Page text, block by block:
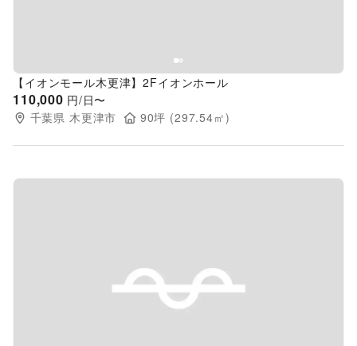
【イオンモール木更津】2Fイオンホール
110,000 円/日〜
千葉県 木更津市 90坪 (297.54㎡)
Previous slide